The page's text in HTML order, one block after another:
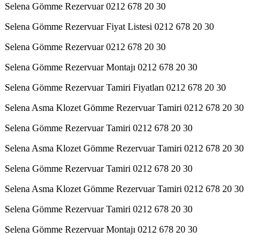
Selena Gömme Rezervuar 0212 678 20 30
Selena Gömme Rezervuar Fiyat Listesi 0212 678 20 30
Selena Gömme Rezervuar 0212 678 20 30
Selena Gömme Rezervuar Montajı 0212 678 20 30
Selena Gömme Rezervuar Tamiri Fiyatları 0212 678 20 30
Selena Asma Klozet Gömme Rezervuar Tamiri 0212 678 20 30
Selena Gömme Rezervuar Tamiri 0212 678 20 30
Selena Asma Klozet Gömme Rezervuar Tamiri 0212 678 20 30
Selena Gömme Rezervuar Tamiri 0212 678 20 30
Selena Asma Klozet Gömme Rezervuar Tamiri 0212 678 20 30
Selena Gömme Rezervuar Tamiri 0212 678 20 30
Selena Gömme Rezervuar Montajı 0212 678 20 30